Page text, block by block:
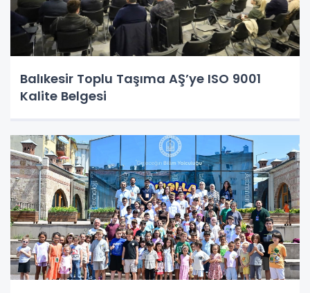
Balıkesir Toplu Taşıma AŞ’ye ISO 9001
Kalite Belgesi